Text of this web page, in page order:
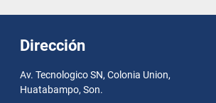
Dirección
Av. Tecnologico SN, Colonia Union,
Huatabampo, Son.